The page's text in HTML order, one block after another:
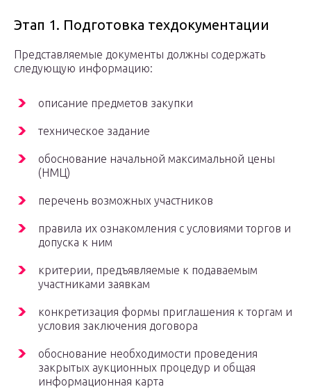
Этап 1. Подготовка техдокументации
Представляемые документы должны содержать
следующую информацию:
описание предметов закупки
техническое задание
обоснование начальной максимальной цены
(НМЦ)
перечень возможных участников
правила их ознакомления с условиями торгов и
допуска к ним
критерии, предъявляемые к подаваемым
участниками заявкам
конкретизация формы приглашения к торгам и
условия заключения договора
обоснование необходимости проведения
закрытых аукционных процедур и общая
информационная карта